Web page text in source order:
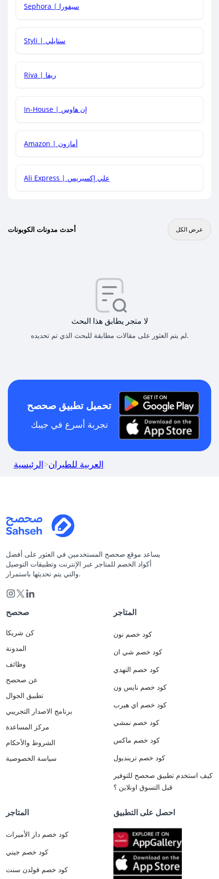
هل يمكنني جمع كود خصم مع العروض الأخرى؟
Sephora | سيفورا
Styli | ستايلي
Riva | ريفا
In-House | إن هاوس
Amazon | أمازون
Ali Express | علي إكسبريس
أحدث مدونات الكوبونات عرض الكل
لا متجر يطابق هذا البحث
لم يتم العثور على مقالات مطابقة للبحث الذي تم تحديده.
تحميل تطبيق صحصح
تجربة أسرع في جيبك
الرئيسية>العربية للطيران
يساعد موقع صحصح المستخدمين في العثور على أفضل
أكواد الخصم للمتاجر عبر الإنترنت وتطبيقات التوصيل
والتي يتم تحديثها باستمرار.
صحصح
كن شريكا
المدونة
وظائف
عن صحصح
تطبيق الجوال
برنامج الاصدار التجريبي
مركز المساعدة
الشروط والأحكام
سياسة الخصوصية
المتاجر
كود خصم نون
كود خصم شي ان
كود خصم النهدي
كود خصم نايس ون
كود خصم اي هيرب
كود خصم نمشي
كود خصم ماكس
كود خصم ترينديول
كيف استخدم تطبيق صحصح للتوفير
قبل التسوق اونلاين ؟
المتاجر
كود خصم دار الأميرات
كود خصم جيني
كود خصم قولدن سنت
احصل على التطبيق